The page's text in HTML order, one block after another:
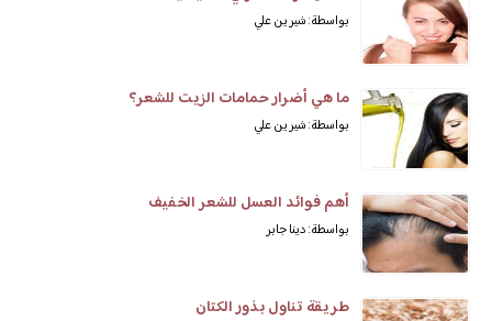
بواسطة: شيرين علي
ما هي أضرار حمامات الزيت للشعر؟
بواسطة: شيرين علي
أهم فوائد العسل للشعر الخفيف
بواسطة: دينا جابر
طريقة تناول بذور الكتان